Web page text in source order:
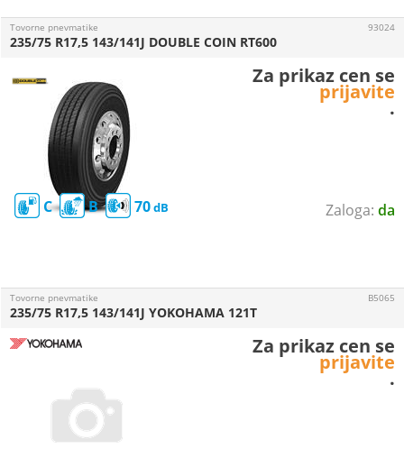
da
Tovorne pnevmatike
C B 70
235/75 R17,5 143/141J DOUBLE COIN RT600
93024
Za prikaz cen se
prijavite
.
Tovorne pnevmatike
235/75 R17,5 143/141J YOKOHAMA 121T
B5065
Za prikaz cen se
prijavite
.